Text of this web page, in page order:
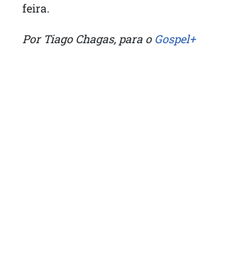
feira.
Por Tiago Chagas, para o Gospel+